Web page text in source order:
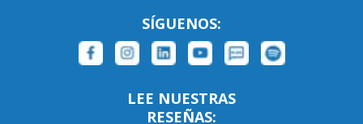
SÍGUENOS:
LEE NUESTRAS
RESEÑAS: